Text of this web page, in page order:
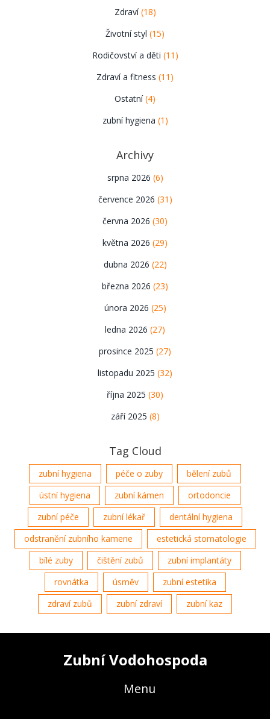
Zdraví(18)
Životní styl (15)
Rodičovství a děti (11)
Zdraví a fitness (11)
Ostatní(4)
zubní hygiena (1)
Archivy
srpna 2026 (6)
července 2026 (31)
června 2026 (30)
května 2026 (29)
dubna 2026 (22)
března 2026 (23)
února 2026 (25)
ledna 2026 (27)
prosince 2025 (27)
listopadu 2025 (32)
října 2025 (30)
září 2025 (8)
Tag Cloud
zubní hygiena péče o zuby
bělení zubů
ústní hygiena
zubní kámen
ortodoncie
zubní péče
zubní lékař
dentální hygiena
odstranění zubního kamene
estetická stomatologie
bílé zuby
čištění zubů
zubní implantáty
rovnátka
úsměv
zubní estetika
zdraví zubů
zubní zdraví zubní kaz
Zubní Vodohospoda
Menu